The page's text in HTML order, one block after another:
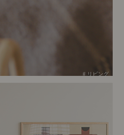
# リビング